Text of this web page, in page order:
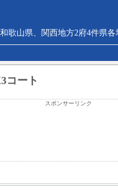
歌山県、関西地方2府4件県各
コート
スポンサーリンク